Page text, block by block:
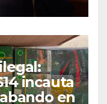
incauta
en